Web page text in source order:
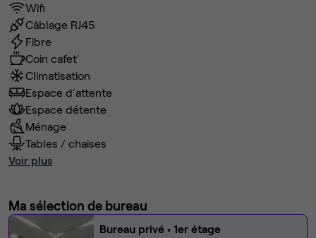
Wifi
Câblage RJ45
Fibre
Coin cafet'
Climatisation
Espace d'attente
Espace détente
Ménage
Tables / chaises
Voir plus
Ma sélection de bureau
Bureau privé • 1er étage